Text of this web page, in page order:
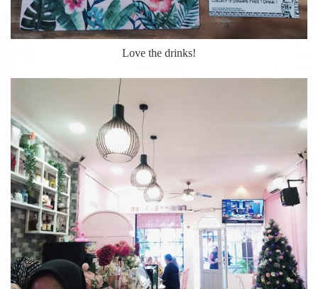
Love the drinks!